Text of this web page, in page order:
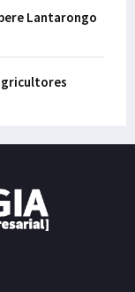
Lantarongo